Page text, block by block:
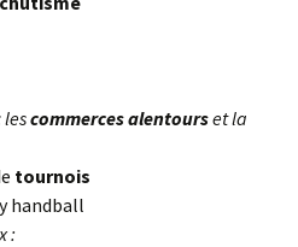
lescommerces alentourset la
tournois
handball
: